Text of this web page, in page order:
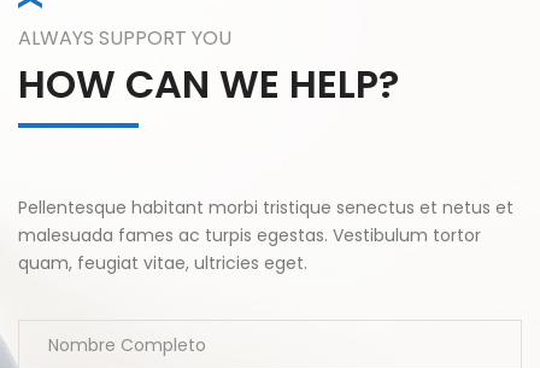
ALWAYS SUPPORT YOU
HOW CAN WE HELP?
Pellentesque habitant morbi tristique senectus et netus et
malesuada fames ac turpis egestas. Vestibulum tortor
quam, feugiat vitae, ultricies eget.